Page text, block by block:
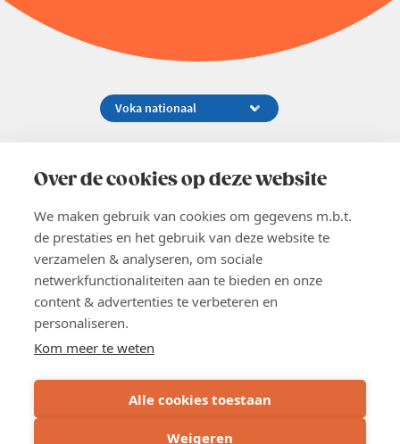
Over de cookies op deze website
We maken gebruik van cookies om gegevens m.b.t.
de prestaties en het gebruik van deze website te
verzamelen & analyseren, om sociale
netwerkfunctionaliteiten aan te bieden en onze
content & advertenties te verbeteren en
personaliseren.
Kom meer te weten
Alle cookies toestaan
Weigeren
02 229 81 11
EN
Word lid
Voka 2026